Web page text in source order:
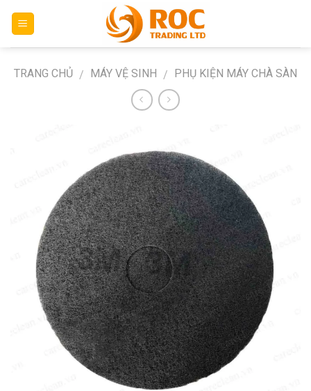
TRANG CHỦ / MÁY VỆ SINH / PHỤ KIỆN MÁY CHÀ SÀN